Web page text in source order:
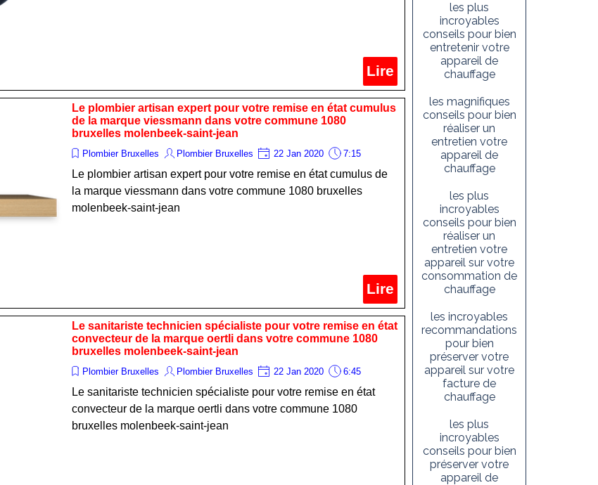
Lire
Le plombier artisan expert pour votre remise en état cumulus
de la marque viessmann dans votre commune 1080
bruxelles molenbeek-saint-jean
Plombier Bruxelles Plombier Bruxelles 22 Jan 2020 7:15
Le plombier artisan expert pour votre remise en état cumulus de
la marque viessmann dans votre commune 1080 bruxelles
molenbeek-saint-jean
Lire
Le sanitariste technicien spécialiste pour votre remise en état
convecteur de la marque oertli dans votre commune 1080
bruxelles molenbeek-saint-jean
Plombier Bruxelles Plombier Bruxelles 22 Jan 2020 6:45
Le sanitariste technicien spécialiste pour votre remise en état
convecteur de la marque oertli dans votre commune 1080
bruxelles molenbeek-saint-jean
les plus
incroyables
conseils pour bien
entretenir votre
appareil de
chauffage
les magnifiques
conseils pour bien
réaliser un
entretien votre
appareil de
chauffage
les plus
incroyables
conseils pour bien
réaliser un
entretien votre
appareil sur votre
consommation de
chauffage
les incroyables
recommandations
pour bien
préserver votre
appareil sur votre
facture de
chauffage
les plus
incroyables
conseils pour bien
préserver votre
appareil de